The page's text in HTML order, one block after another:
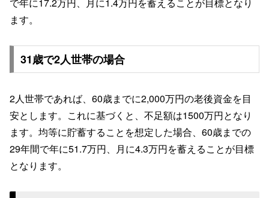
で年に17.2万円、月に1.4万円を蓄えることが目標となり
ます。
31歳で2人世帯の場合
2人世帯であれば、60歳までに2,000万円の老後資金を目
安とします。これに基づくと、不足額は1500万円となり
ます。均等に貯蓄することを想定した場合、60歳までの
29年間で年に51.7万円、月に4.3万円を蓄えることが目標
となります。